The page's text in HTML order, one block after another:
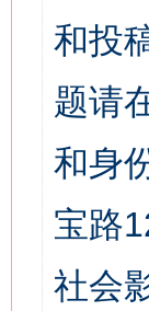
和投
题请
和身
宝路
社会